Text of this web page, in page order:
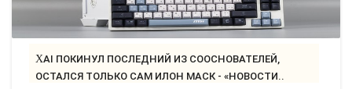
XAI ПОКИНУЛ ПОСЛЕДНИЙ ИЗ СООСНОВАТЕЛЕЙ,
ОСТАЛСЯ ТОЛЬКО САМ ИЛОН МАСК - «НОВОСТИ..